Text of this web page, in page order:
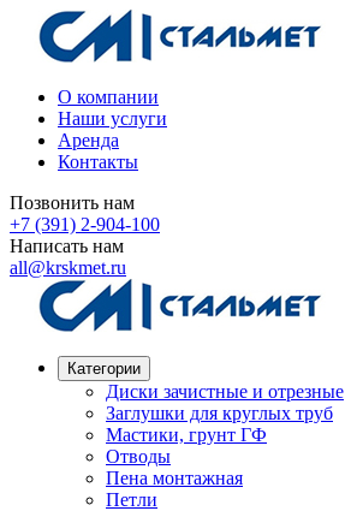
О компании
Наши услуги
Аренда
Контакты
Позвонить нам
+7 (391) 2-904-100
Написать нам
all@krskmet.ru
Категории
Диски зачистные и отрезные
Заглушки для круглых труб
Мастики, грунт ГФ
Отводы
Пена монтажная
Петли